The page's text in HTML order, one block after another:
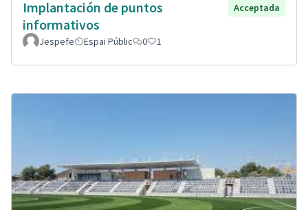
Implantación de puntos
informativos
Acceptada
Jespefe Espai Públic 0 1